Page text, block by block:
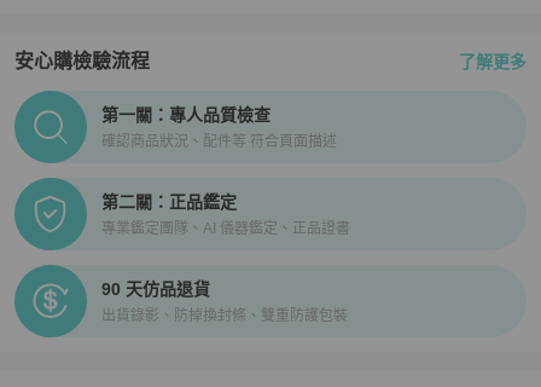
安心購檢驗流程 了解更多
PopChill拍拍圈正品驗證、安心購檢驗流程介紹
第一關：專人品質檢查
確認商品狀況、配件等 符合頁面描述
第二關：正品鑑定
專業鑑定團隊、AI 儀器鑑定、正品證書
90 天仿品退貨
出貨錄影、防掉換封條、雙重防護包裝